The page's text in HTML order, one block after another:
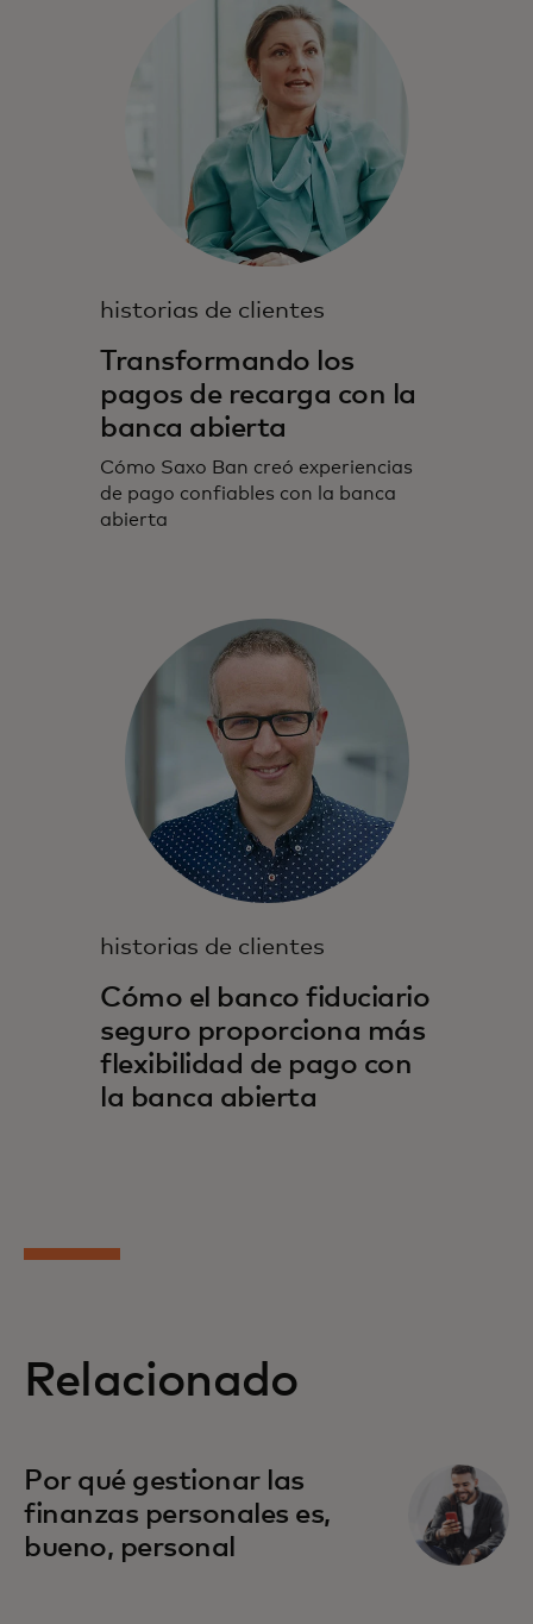
historias de clientes
Transformando los
pagos de recarga con la
banca abierta
Cómo Saxo Ban creó experiencias
de pago confiables con la banca
abierta
historias de clientes
Cómo el banco fiduciario
seguro proporciona más
flexibilidad de pago con
la banca abierta
Relacionado
Por qué gestionar las
finanzas personales es,
bueno, personal